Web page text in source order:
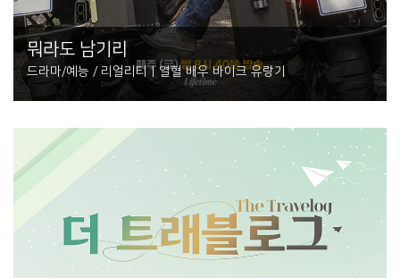
뭐라도 남기리
드라마/예능 / 리얼리티 | 열혈 배우 바이크 유랑기